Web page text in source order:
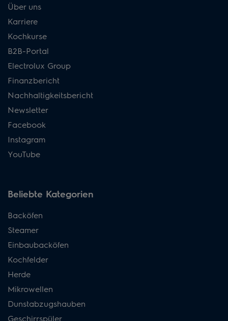
Über uns
Karriere
Kochkurse
B2B-Portal
Electrolux Group
Finanzbericht
Nachhaltigkeitsbericht
Newsletter
Facebook
Instagram
YouTube
Beliebte Kategorien
Backöfen
Steamer
Einbaubacköfen
Kochfelder
Herde
Mikrowellen
Dunstabzugshauben
Geschirrspüler